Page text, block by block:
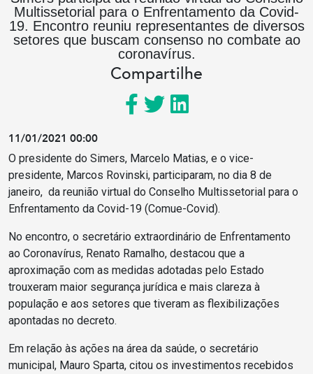
Multissetorial para o Enfrentamento da Covid-
19. Encontro reuniu representantes de diversos
setores que buscam consenso no combate ao
coronavírus.
Compartilhe
11/01/2021 00:00
O presidente do Simers, Marcelo Matias, e o vice-
presidente, Marcos Rovinski, participaram, no dia 8 de
janeiro, da reunião virtual do Conselho Multissetorial para o
Enfrentamento da Covid-19 (Comue-Covid).
No encontro, o secretário extraordinário de Enfrentamento
ao Coronavírus, Renato Ramalho, destacou que a
aproximação com as medidas adotadas pelo Estado
trouxeram maior segurança jurídica e mais clareza à
população e aos setores que tiveram as flexibilizações
apontadas no decreto.
Em relação às ações na área da saúde, o secretário
municipal, Mauro Sparta, citou os investimentos recebidos